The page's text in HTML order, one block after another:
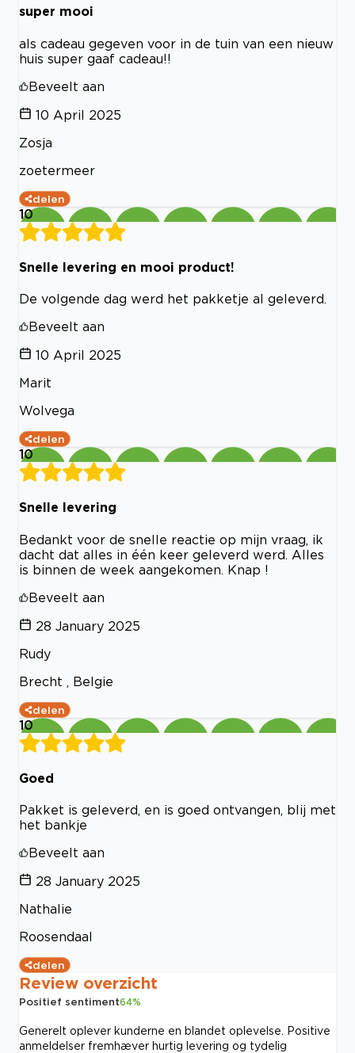
super mooi
als cadeau gegeven voor in de tuin van een nieuw
huis super gaaf cadeau!!
Beveelt aan
10 April 2025
Zosja
zoetermeer
delen
10
Snelle levering en mooi product!
De volgende dag werd het pakketje al geleverd.
Beveelt aan
10 April 2025
Marit
Wolvega
delen
10
Snelle levering
Bedankt voor de snelle reactie op mijn vraag, ik
dacht dat alles in één keer geleverd werd. Alles
is binnen de week aangekomen. Knap !
Beveelt aan
28 January 2025
Rudy
Brecht , Belgie
delen
10
Goed
Pakket is geleverd, en is goed ontvangen, blij met
het bankje
Beveelt aan
28 January 2025
Nathalie
Roosendaal
delen
Review overzicht
Positief sentiment64%
Generelt oplever kunderne en blandet oplevelse. Positive
anmeldelser fremhæver hurtig levering og tydelig